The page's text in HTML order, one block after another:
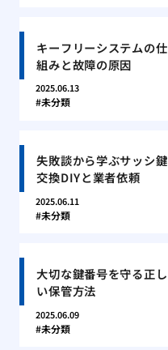
キーフリーシステムの仕
組みと故障の原因
2025.06.13
未分類
失敗談から学ぶサッシ鍵
交換DIYと業者依頼
2025.06.11
未分類
大切な鍵番号を守る正し
い保管方法
2025.06.09
未分類